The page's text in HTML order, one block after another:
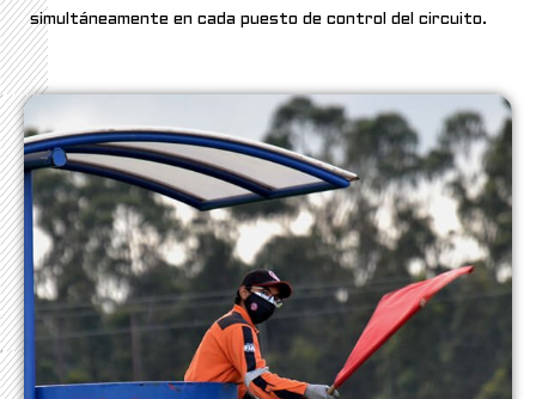
simultáneamente en cada puesto de control del circuito.